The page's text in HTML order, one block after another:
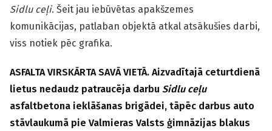
Sidlu ceļi. Šeit jau iebūvētas apakšzemes
komunikācijas, patlaban objektā atkal atsākušies darbi,
viss notiek pēc grafika.
ASFALTA VIRSKĀRTA SAVĀ VIETĀ. Aizvadītajā ceturtdienā
lietus nedaudz patraucēja darbu Sidlu ceļu
asfaltbetona ieklāšanas brigādei, tāpēc darbus auto
stāvlaukumā pie Valmieras Valsts ģimnāzijas blakus